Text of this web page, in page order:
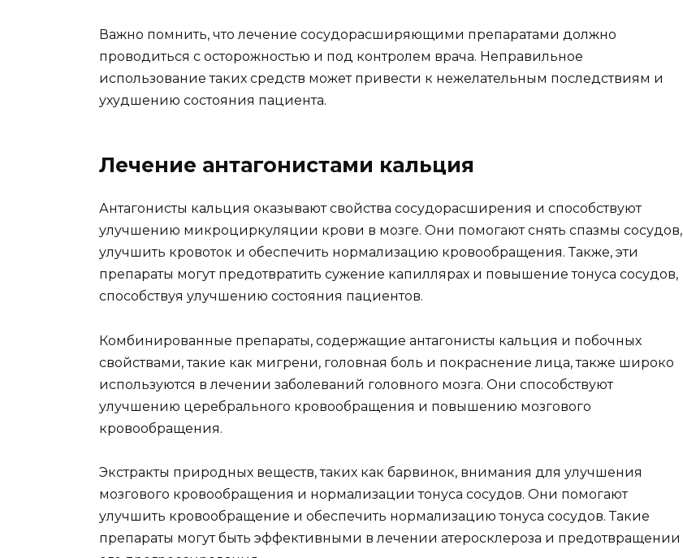
Важно помнить, что лечение сосудорасширяющими препаратами должно
проводиться с осторожностью и под контролем врача. Неправильное
использование таких средств может привести к нежелательным последствиям и
ухудшению состояния пациента.
Лечение антагонистами кальция
Антагонисты кальция оказывают свойства сосудорасширения и способствуют
улучшению микроциркуляции крови в мозге. Они помогают снять спазмы сосудов,
улучшить кровоток и обеспечить нормализацию кровообращения. Также, эти
препараты могут предотвратить сужение капиллярах и повышение тонуса сосудов,
способствуя улучшению состояния пациентов.
Комбинированные препараты, содержащие антагонисты кальция и побочных
свойствами, такие как мигрени, головная боль и покраснение лица, также широко
используются в лечении заболеваний головного мозга. Они способствуют
улучшению церебрального кровообращения и повышению мозгового
кровообращения.
Экстракты природных веществ, таких как барвинок, внимания для улучшения
мозгового кровообращения и нормализации тонуса сосудов. Они помогают
улучшить кровообращение и обеспечить нормализацию тонуса сосудов. Такие
препараты могут быть эффективными в лечении атеросклероза и предотвращении